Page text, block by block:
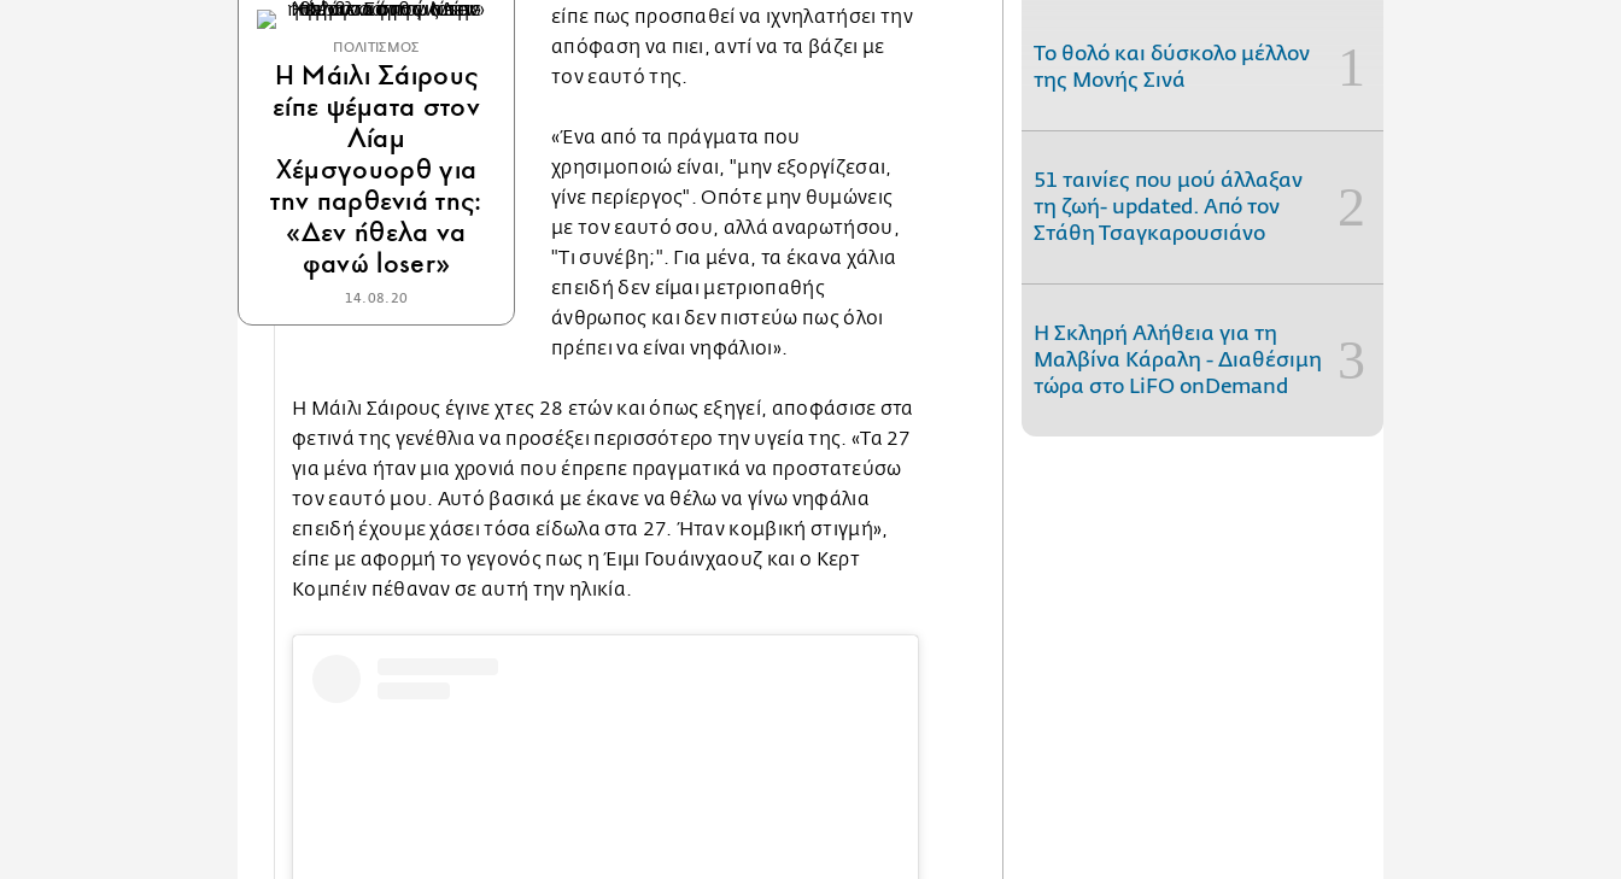
ΠΟΛΙΤΙΣΜΟΣ
Η Μάιλι Σάιρους
είπε ψέματα στον
Λίαμ
Χέμσγουορθ για
την παρθενιά της:
«Δεν ήθελα να
φανώ loser»
14.08.20
είπε πως προσπαθεί να ιχνηλατήσει την
απόφαση να πιει, αντί να τα βάζει με
τον εαυτό της.
«Ένα από τα πράγματα που
χρησιμοποιώ είναι, "μην εξοργίζεσαι,
γίνε περίεργος". Οπότε μην θυμώνεις
με τον εαυτό σου, αλλά αναρωτήσου,
"Τι συνέβη;". Για μένα, τα έκανα χάλια
επειδή δεν είμαι μετριοπαθής
άνθρωπος και δεν πιστεύω πως όλοι
πρέπει να είναι νηφάλιοι».
Η Μάιλι Σάιρους έγινε χτες 28 ετών και όπως εξηγεί, αποφάσισε στα
φετινά της γενέθλια να προσέξει περισσότερο την υγεία της. «Τα 27
για μένα ήταν μια χρονιά που έπρεπε πραγματικά να προστατεύσω
τον εαυτό μου. Αυτό βασικά με έκανε να θέλω να γίνω νηφάλια
επειδή έχουμε χάσει τόσα είδωλα στα 27. Ήταν κομβική στιγμή»,
είπε με αφορμή το γεγονός πως η Έιμι Γουάινχαουζ και ο Κερτ
Κομπέιν πέθαναν σε αυτή την ηλικία.
Το θολό και δύσκολο μέλλον
της Μονής Σινά
51 ταινίες που μού άλλαξαν
τη ζωή- updated. Aπό τον
Στάθη Τσαγκαρουσιάνο
Η Σκληρή Αλήθεια για τη
Μαλβίνα Κάραλη - Διαθέσιμη
τώρα στo LiFO onDemand